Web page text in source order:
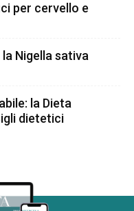
per cervello e
Nigella sativa
la Dieta
dietetici